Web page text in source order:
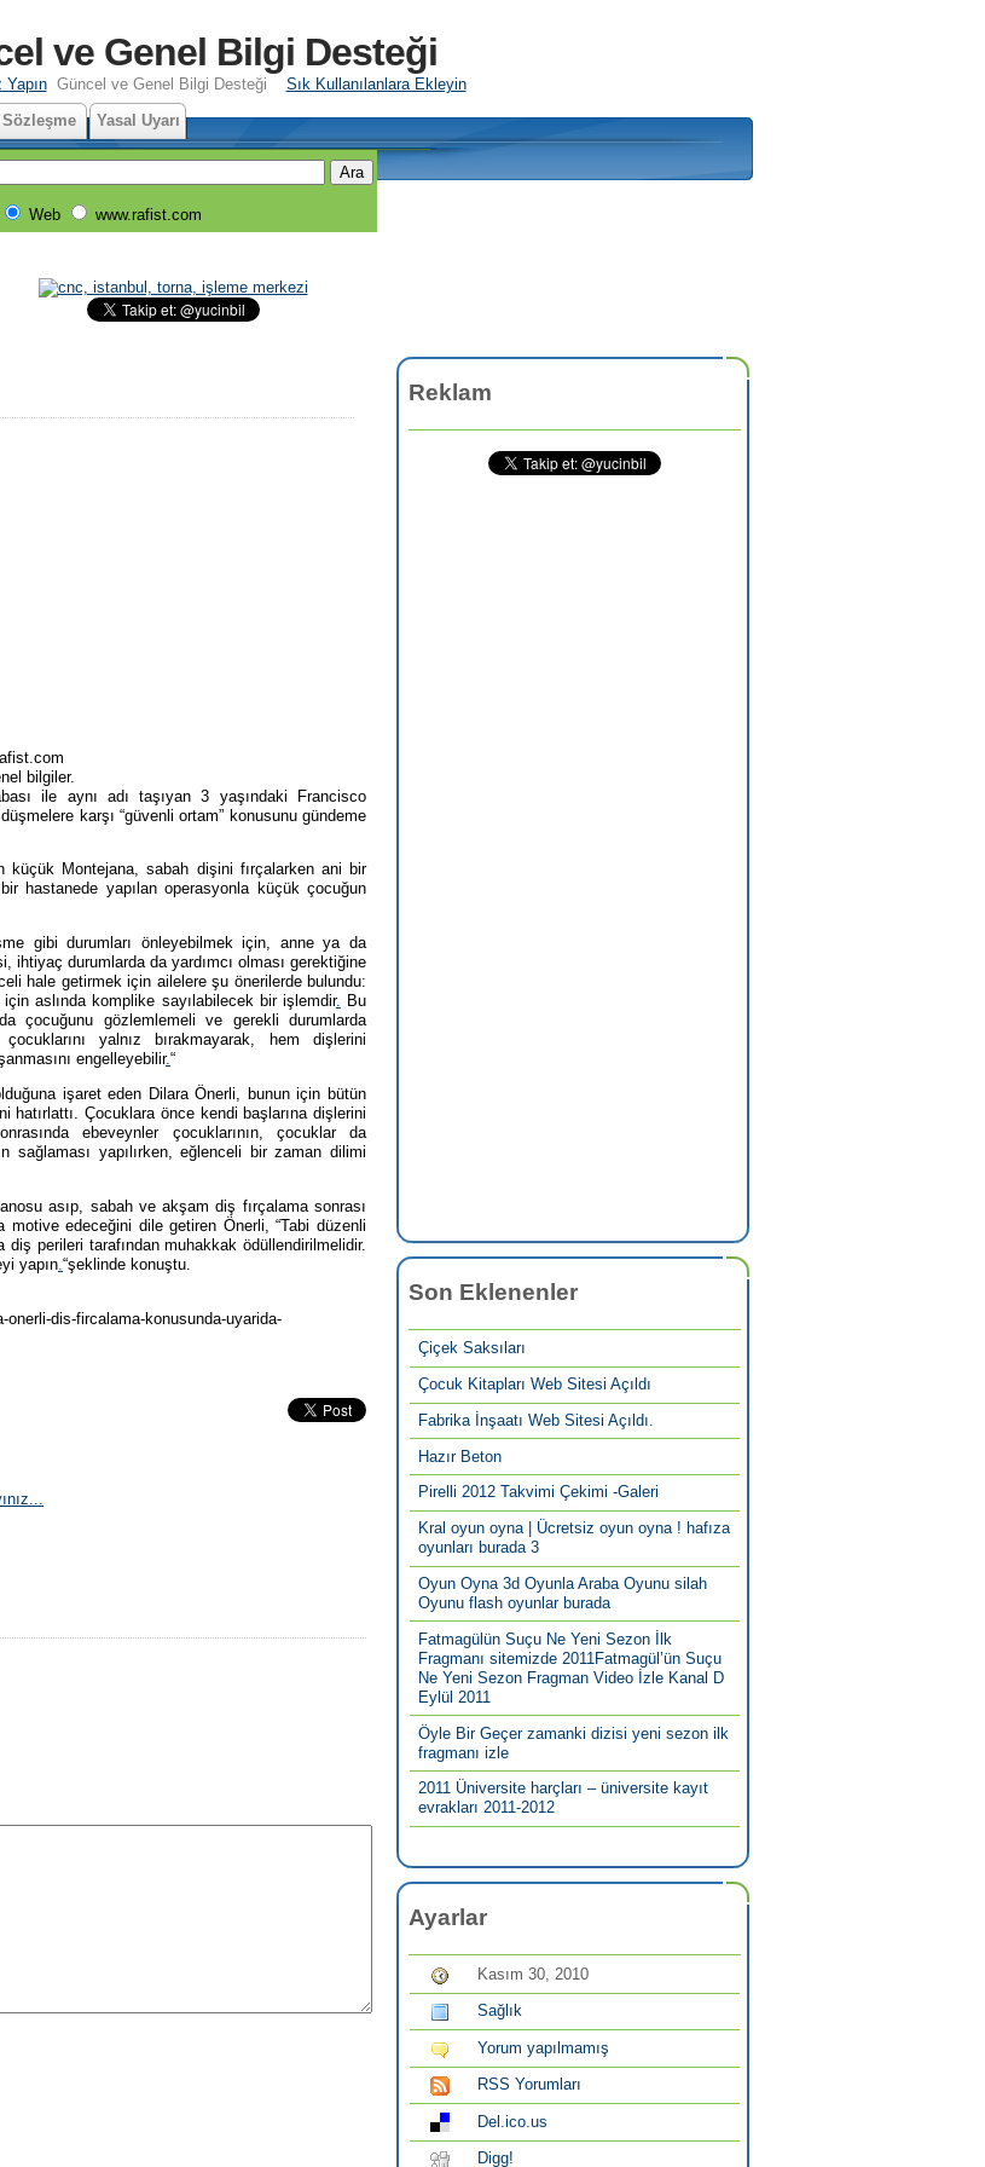
ve Genel Bilgi Desteği
Güncel ve Genel Bilgi Desteği Sık Kullanılanlara Ekleyin
Sözleşme Yasal Uyarı
Web www.rafist.com
bilgiler.
ile aynı adı taşıyan 3 yaşındaki Francisco
karşı “güvenli ortam” konusunu gündeme
küçük Montejana, sabah dişini fırçalarken ani bir
hastanede yapılan operasyonla küçük çocuğun
gibi durumları önleyebilmek için, anne ya da
ihtiyaç durumlarda da yardımcı olması gerektiğine
hale getirmek için ailelere şu önerilerde bulundu:
aslında komplike sayılabilecek bir işlemdir. Bu
çocuğunu gözlemlemeli ve gerekli durumlarda
yalnız bırakmayarak, hem dişlerini
engelleyebilir.“
işaret eden Dilara Önerli, bunun için bütün
Çocuklara önce kendi başlarına dişlerini
ebeveynler çocuklarının, çocuklar da
sağlaması yapılırken, eğlenceli bir zaman dilimi
asıp, sabah ve akşam diş fırçalama sonrası
motive edeceğini dile getiren Önerli, “Tabi düzenli
perileri tarafından muhakkak ödüllendirilmelidir.
yapın “şeklinde konuştu.
dis-fircalama-konusunda-uyarida-
Reklam
Son Eklenenler
Çiçek Saksıları
Çocuk Kitapları Web Sitesi Açıldı
Fabrika İnşaatı Web Sitesi Açıldı.
Hazır Beton
Pirelli 2012 Takvimi Çekimi -Galeri
Kral oyun oyna | Ücretsiz oyun oyna ! hafıza
oyunları burada 3
Oyun Oyna 3d Oyunla Araba Oyunu silah
Oyunu flash oyunlar burada
Fatmagülün Suçu Ne Yeni Sezon İlk
Fragmanı sitemizde 2011Fatmagül’ün Suçu
Ne Yeni Sezon Fragman Video İzle Kanal D
Eylül 2011
Öyle Bir Geçer zamanki dizisi yeni sezon ilk
fragmanı izle
2011 Üniversite harçları – üniversite kayıt
evrakları 2011-2012
Ayarlar
Kasım 30, 2010
Sağlık
Yorum yapılmamış
RSS Yorumları
Del.ico.us
Digg!